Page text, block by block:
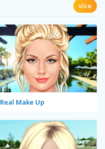
více
Real Make Up